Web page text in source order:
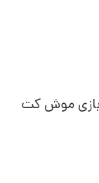
بازی موش کت